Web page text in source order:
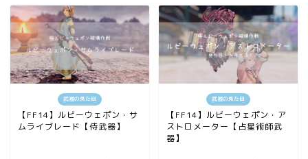
武器の見た目
【FF14】ルビーウェポン・サ
ムライブレード【侍武器】
武器の見た目
【FF14】ルビーウェポン・ア
ストロメーター【占星術師武
器】